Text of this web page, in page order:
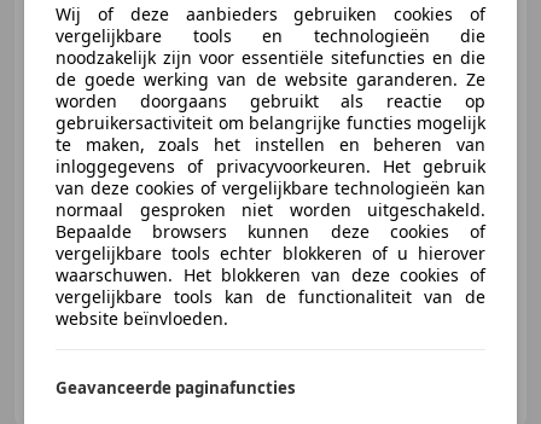
Kia Ceed / cee'd1.6 CRDi X-
ecutive | Cruise | 88.304 KM
€ 9.990
07/2015 88.304 km Diesel 66 kW (90 PK)
NL-5463 XG VEGHEL
Wij of deze aanbieders gebruiken cookies of
vergelijkbare tools en technologieën die
noodzakelijk zijn voor essentiële sitefuncties en die
de goede werking van de website garanderen. Ze
worden doorgaans gebruikt als reactie op
gebruikersactiviteit om belangrijke functies mogelijk
te maken, zoals het instellen en beheren van
inloggegevens of privacyvoorkeuren. Het gebruik
van deze cookies of vergelijkbare technologieën kan
normaal gesproken niet worden uitgeschakeld.
Bepaalde browsers kunnen deze cookies of
vergelijkbare tools echter blokkeren of u hierover
waarschuwen. Het blokkeren van deze cookies of
vergelijkbare tools kan de functionaliteit van de
website beïnvloeden.
Geavanceerde paginafuncties